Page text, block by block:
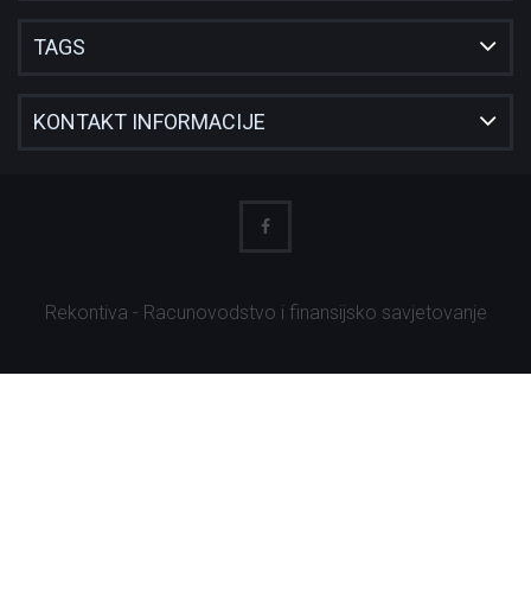
TAGS
KONTAKT INFORMACIJE
Rekontiva - Racunovodstvo i finansijsko savjetovanje